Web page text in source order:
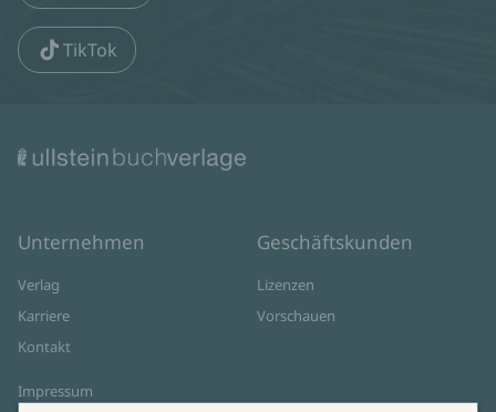
TikTok
Unternehmen
Verlag
Karriere
Kontakt
Impressum
Geschäftskunden
Lizenzen
Vorschauen